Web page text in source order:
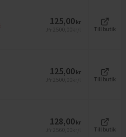
125,00 kr
Till butik
125,00 kr
Till butik
128,00 kr
Till butik